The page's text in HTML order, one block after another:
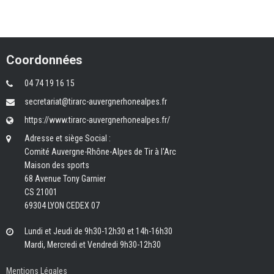
Coordonnées
04 74 19 16 15
secretariat@tirarc-auvergnerhonealpes.fr
https://www.tirarc-auvergnerhonealpes.fr/
Adresse et siège Social :
Comité Auvergne-Rhône-Alpes de Tir à l'Arc
Maison des sports
68 Avenue Tony Garnier
CS 21001
69304 LYON CEDEX 07
Lundi et Jeudi de 9h30-12h30 et 14h-16h30
Mardi, Mercredi et Vendredi 9h30-12h30
Mentions Légales